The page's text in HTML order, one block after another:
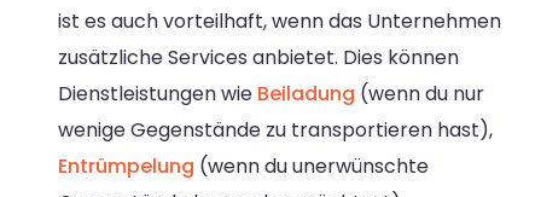
ist es auch vorteilhaft, wenn das Unternehmen
zusätzliche Services anbietet. Dies können
Dienstleistungen wie Beiladung (wenn du nur
wenige Gegenstände zu transportieren hast),
Entrümpelung (wenn du unerwünschte